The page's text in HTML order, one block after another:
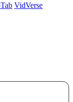
VidVerse